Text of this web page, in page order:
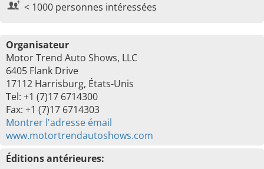
< 1000 personnes intéressées
Organisateur
Motor Trend Auto Shows, LLC
6405 Flank Drive
17112 Harrisburg, États-Unis
Tel: +1 (7)17 6714300
Fax: +1 (7)17 6714303
Montrer l'adresse émail
www.motortrendautoshows.com
Éditions antérieures: